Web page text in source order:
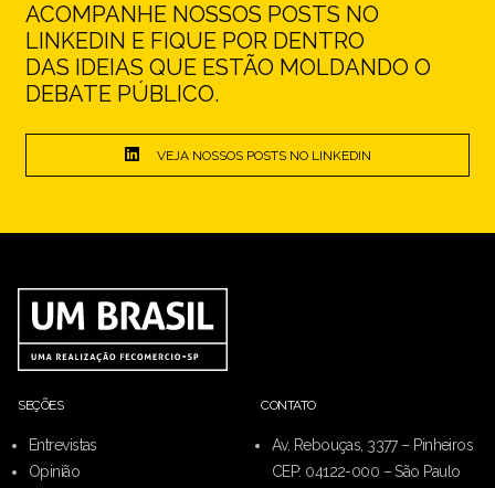
ACOMPANHE NOSSOS POSTS NO
LINKEDIN E FIQUE POR DENTRO
DAS IDEIAS QUE ESTÃO MOLDANDO O
DEBATE PÚBLICO.
VEJA NOSSOS POSTS NO LINKEDIN
SEÇÕES
Entrevistas
Opinião
CONTATO
Av. Rebouças, 3377 – Pinheiros
CEP: 04122-000 – São Paulo